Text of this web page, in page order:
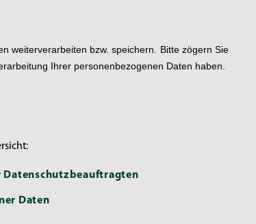
weiterverarbeiten bzw. speichern. Bitte zögern Sie
Ihrer personenbezogenen Daten haben.
Datenschutzbeauftragten
Daten